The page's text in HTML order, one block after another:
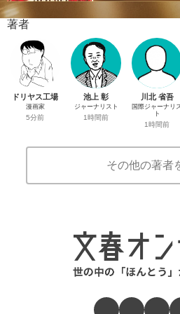
著者
ドリヤス工場
漫画家
5分前
池上 彰
ジャーナリスト
1時間前
川北 省吾
国際ジャーナリ
ト
1時間前
その他の著者